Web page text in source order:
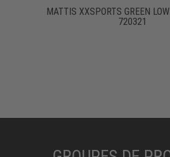
MATTIS XXSPORTS GREEN
720321